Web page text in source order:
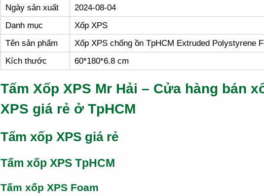
Ngày sản xuất
2024-08-04
Danh mục
Xốp XPS
Tên sản phẩm
Xốp XPS chống ồn TpHCM Extruded Polystyrene
Kích thước
60*180*6.8 cm
Tấm Xốp XPS Mr Hải – Cửa hàng bán
XPS giá rẻ ở TpHCM
Tấm xốp XPS giá rẻ
Tấm xốp XPS TpHCM
Tấm xốp XPS Foam